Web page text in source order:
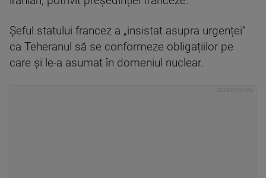
Șeful statului francez a „insistat asupra urgenței”
ca Teheranul să se conformeze obligațiilor pe
care și le-a asumat în domeniul nuclear.